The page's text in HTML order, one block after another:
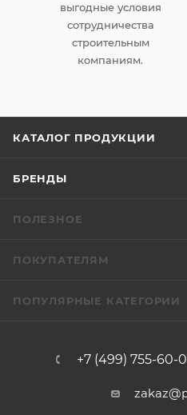
выгодные условия
сотрудничества
строительным
компаниям.
КАТАЛОГ ПРОДУКЦИИ
БРЕНДЫ
ПОЛЕЗНОЕ
ПОКУПАТЕЛЯМ
ПОПУЛЯРНЫЕ КАТЕГОРИИ
+7 (499) 755-60-